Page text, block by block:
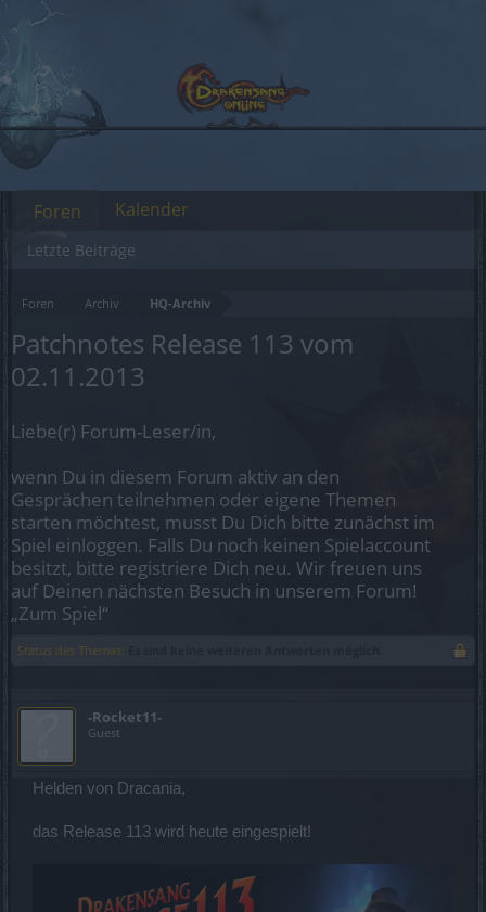
Foren Archiv HQ-Archiv
Patchnotes Release 113 vom
02.11.2013
Liebe(r) Forum-Leser/in,
wenn Du in diesem Forum aktiv an den
Gesprächen teilnehmen oder eigene Themen
starten möchtest, musst Du Dich bitte zunächst im
Spiel einloggen. Falls Du noch keinen Spielaccount
besitzt, bitte registriere Dich neu. Wir freuen uns
auf Deinen nächsten Besuch in unserem Forum!
„Zum Spiel“
Status des Themas:
-Rocket11-
Guest
Helden von Dracania,
das Release 113 wird heute eingespielt!
Foren
Letzte Beiträge
Kalender